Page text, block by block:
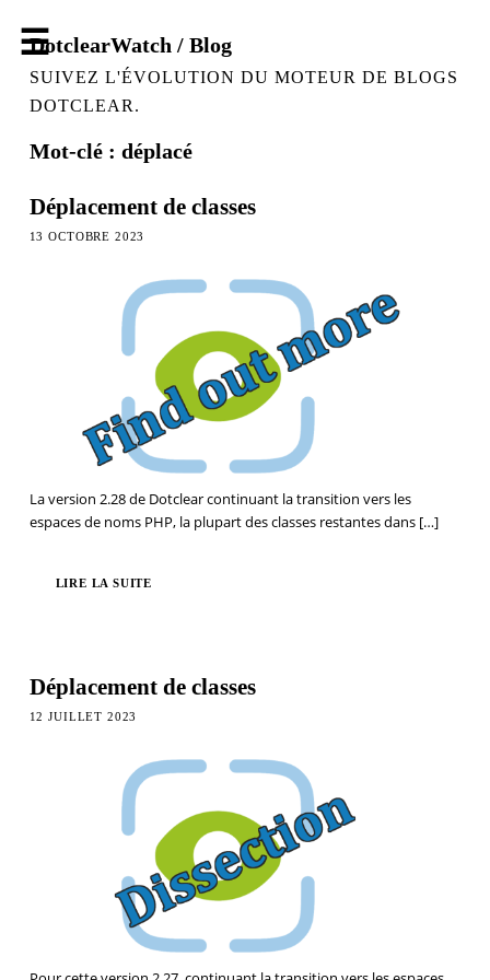
DotclearWatch / Blog
SUIVEZ L'ÉVOLUTION DU MOTEUR DE BLOGS
DOTCLEAR.
Mot-clé : déplacé
Déplacement de classes
13 OCTOBRE 2023
La version 2.28 de Dotclear continuant la transition vers les
espaces de noms PHP, la plupart des classes restantes dans[…]
LIRE LA SUITE
Déplacement de classes
12 JUILLET 2023